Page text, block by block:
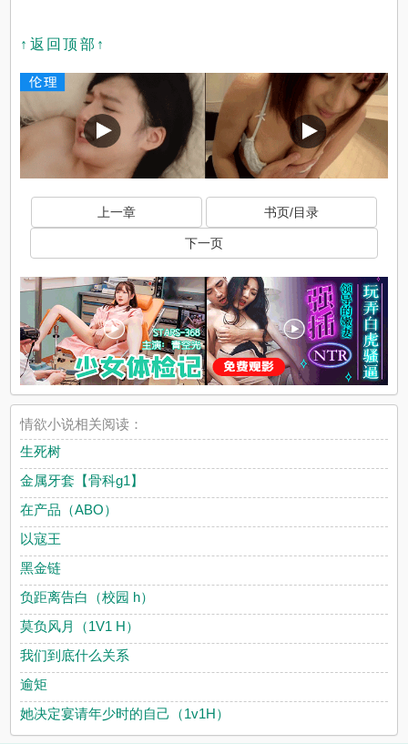
↑返回顶部↑
上一章 书页/目录
下一页
情欲小说相关阅读：
生死树
金属牙套【骨科g1】
在产品（ABO）
以寇王
黑金链
负距离告白（校园 h）
莫负风月（1V1 H）
我们到底什么关系
逾矩
她决定宴请年少时的自己（1v1H）